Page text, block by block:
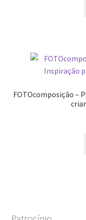
Como adquirir
Dia Mundial do
Impressão e
FOTOcomposição –